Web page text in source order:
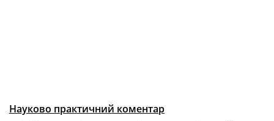
Науково практичний коментар